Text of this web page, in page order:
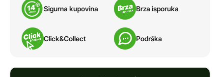
Sigurna kupovina Brza isporuka
Click&Collect Podrška